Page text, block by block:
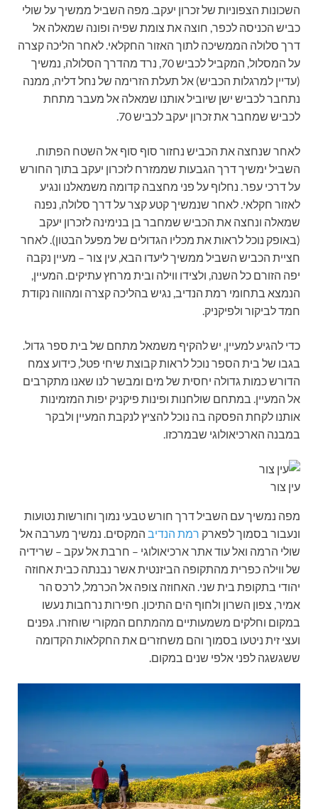
השכונות הצפוניות של זכרון יעקב. מפה השביל ממשיך על שולי
כביש הכניסה לכפר, חוצה את צומת שפיה ופונה שמאלה אל
דרך סלולה הממשיכה לתוך האזור החקלאי. לאחר הליכה קצרה
על המסלול, המקביל לכביש 70, נרד מהדרך הסלולה, נמשיך
(עדיין למרגלות הכביש) אל תעלת הזרימה של נחל דליה, ממנה
נתחבר לכביש ישן שיוביל אותנו שמאלה אל מעבר מתחת
לכביש שמחבר את זכרון יעקב לכביש 70.
לאחר שנחצה את הכביש נחזור סוף סוף אל השטח הפתוח.
השביל ימשיך דרך הגבעות שממזרח לזכרון יעקב בתוך החורש
על דרכי עפר. נחלוף על פני מחצבה קדומה משמאלנו ונגיע
לאזור חקלאי. לאחר שנמשיך קטע קצר על דרך סלולה, נפנה
שמאלה ונחצה את הכביש שמחבר בן בנימינה לזכרון יעקב
(באופק נוכל לראות את מכליו הגדולים של מפעל הבטון). לאחר
חציית הכביש השביל ממשיך ליעדו הבא, עין צור – מעיין נקבה
יפה הזורם כל השנה, ולצידו ווילה ובית מרחץ עתיקים. המעיין,
הנמצא בתחומי רמת הנדיב, נגיש בהליכה קצרה ומהווה נקודת
חמד לביקור ולפיקניק.
כדי להגיע למעיין, יש להקיף משמאל מתחם של בית ספר גדול.
בגבו של בית הספר נוכל לראות קבוצת שיחי פטל, כידוע צמח
הדורש כמות גדולה יחסית של מים ומבשר לנו שאנו מתקרבים
אל המעיין. במתחם שולחנות ופינות פיקניק יפות המזמינות
אותנו לקחת הפסקה בה נוכל להציץ לנקבת המעיין ולבקר
במבנה הארכיאולוגי שבמרכזו.
עין צור
מפה נמשיך עם השביל דרך חורש טבעי נמוך וחורשות נטועות
ונעבור בסמוך לפארק רמת הנדיב המקסים. נמשיך מערבה אל
שולי הרמה ואל עוד אתר ארכיאולוגי – חרבת אל עקב – שרידיה
של ווילה כפרית מהתקופה הביזנטית אשר נבנתה כבית אחוזה
יהודי בתקופת בית שני. האחוזה צופה אל הכרמל, לרכס הר
אמיר, צפון השרון ולחוף הים התיכון. חפירות נרחבות נעשו
במקום וחלקים משמעותיים מהמתחם המקורי שוחזרו. גפנים
ועצי זית ניטעו בסמוך והם משחזרים את החקלאות הקדומה
ששגשגה לפני אלפי שנים במקום.